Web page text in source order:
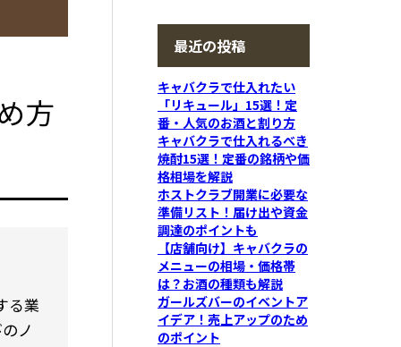
方
る業
ノ
最近の投稿
キャバクラで仕入れたい
「リキュール」15選！定
番・人気のお酒と割り方
キャバクラで仕入れるべき
焼酎15選！定番の銘柄や価
格相場を解説
ホストクラブ開業に必要な
準備リスト！届け出や資金
調達のポイントも
【店舗向け】キャバクラの
メニューの相場・価格帯
は？お酒の種類も解説
ガールズバーのイベントア
イデア！売上アップのため
のポイント